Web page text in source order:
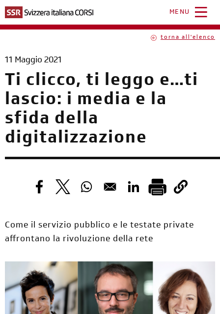
contenuto
principale
MENU
torna all'elenco
Ti clicco, ti leggo e…ti
lascio: i media e la
sfida della
digitalizzazione
Opens in a new window
Opens in a new window
Opens in a new window
Opens in a new
11 Maggio 2021
Come il servizio pubblico e le testate private
affrontano la rivoluzione della rete